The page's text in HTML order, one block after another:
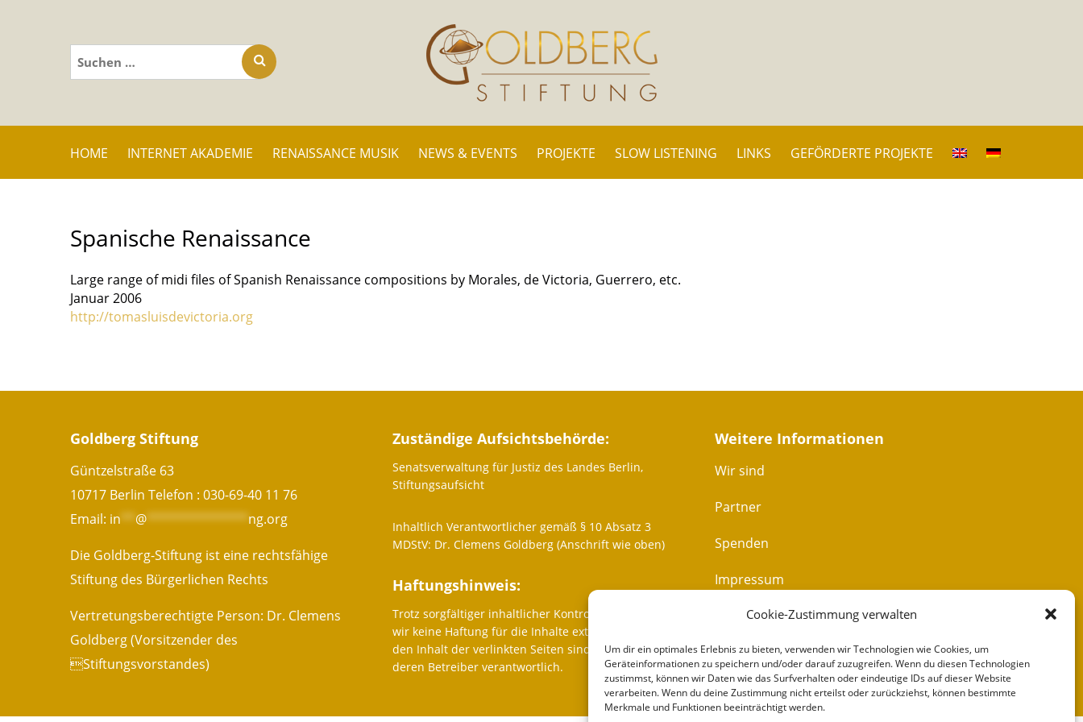
Cookie-Zustimmung verwalten
Um dir ein optimales Erlebnis zu bieten, verwenden wir Technologien wie Cookies, um
Geräteinformationen zu speichern und/oder darauf zuzugreifen. Wenn du diesen Technologien
zustimmst, können wir Daten wie das Surfverhalten oder eindeutige IDs auf dieser Website
verarbeiten. Wenn du deine Zustimmung nicht erteilst oder zurückziehst, können bestimmte
Merkmale und Funktionen beeinträchtigt werden.
Suchen
nach:
HOME INTERNET AKADEMIE RENAISSANCE MUSIK NEWS & EVENTS PROJEKTE SLOW LISTENING LINKS GEFÖRDERTE PROJEKTE
Spanische Renaissance
Large range of midi files of Spanish Renaissance compositions by Morales, de Victoria, Guerrero, etc.
Januar 2006
http://tomasluisdevictoria.org
Goldberg Stiftung
Güntzelstraße 63
10717 Berlin Telefon : 030-69-40 11 76
Email: in**@**************ng.org
Die Goldberg-Stiftung ist eine rechtsfähige
Stiftung des Bürgerlichen Rechts
Vertretungsberechtigte Person: Dr. Clemens
Goldberg (Vorsitzender des
Stiftungsvorstandes)
Zuständige Aufsichtsbehörde:
Senatsverwaltung für Justiz des Landes Berlin,
Stiftungsaufsicht
Inhaltlich Verantwortlicher gemäß § 10 Absatz 3
MDStV: Dr. Clemens Goldberg (Anschrift wie oben)
Haftungshinweis:
Trotz sorgfältiger inhaltlicher Kontrolle übernehmen
wir keine Haftung für die Inhalte externer Links. Für
den Inhalt der verlinkten Seiten sind ausschließlich
deren Betreiber verantwortlich.
Weitere Informationen
Wir sind
Partner
Spenden
Impressum
Kontakt